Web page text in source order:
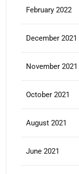
February 2022
December 2021
November 2021
October 2021
August 2021
June 2021